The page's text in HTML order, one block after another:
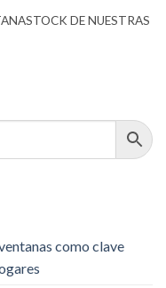
DE NUESTRAS
como clave